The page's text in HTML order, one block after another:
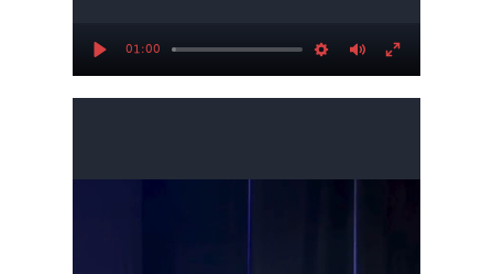
Play
01:00
Settings
MuteEnter